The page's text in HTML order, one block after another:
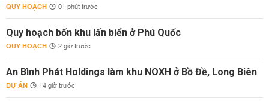
QUY HOẠCH 01 phút trước
Quy hoạch bốn khu lấn biển ở Phú Quốc
QUY HOẠCH 2 giờ trước
An Bình Phát Holdings làm khu NOXH ở Bồ Đề, Long Biên
DỰ ÁN 14 giờ trước